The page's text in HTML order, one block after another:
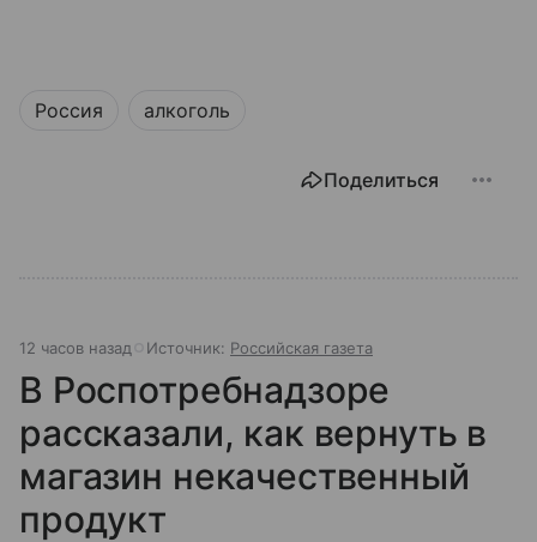
Россия алкоголь
Поделиться
12 часов назад Источник: Российская газета
В Роспотребнадзоре
рассказали, как вернуть в
магазин некачественный
продукт